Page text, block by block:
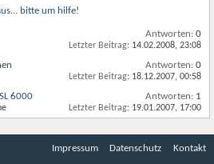
bitte um hilfe!
Antworten: 0
Letzter Beitrag: 14.02.2008, 23:08
Antworten: 0
Letzter Beitrag: 18.12.2007, 00:58
6000 Antworten: 1
Letzter Beitrag: 19.01.2007, 17:00
Impressum Datenschutz Kontakt